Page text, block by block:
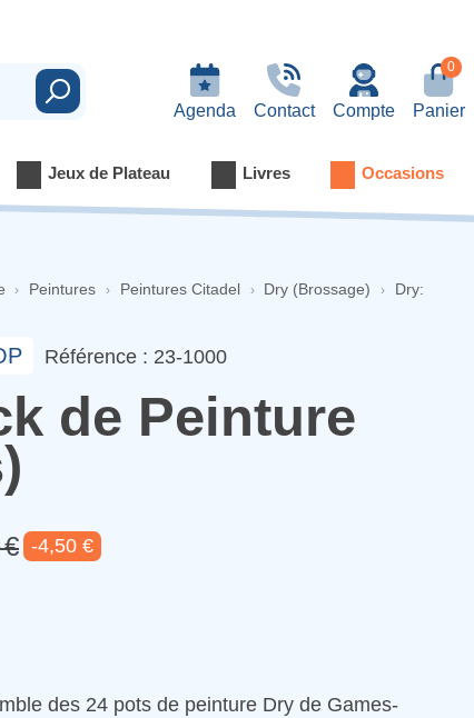
Agenda Contact
Rechercher Compte
0
Panier
Jeux de Plateau Livres Occasions
Peintures Peintures Citadel Dry (Brossage)
Dry:
Référence : 23-1000
de Peinture
-4,50 €
des 24 pots de peinture Dry de Games-